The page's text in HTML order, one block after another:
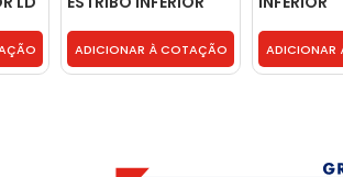
504001344
ADICIONAR À COTAÇÃO
504194581
ADICIONAR